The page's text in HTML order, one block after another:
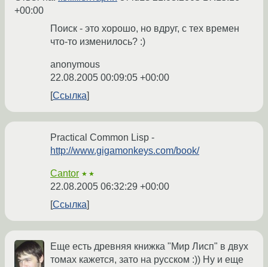
+00:00
Поиск - это хорошо, но вдруг, с тех времен
что-то изменилось? :)
anonymous
22.08.2005 00:09:05 +00:00
Ссылка
Practical Common Lisp -
http://www.gigamonkeys.com/book/
Cantor ★★
22.08.2005 06:32:29 +00:00
Ссылка
Еще есть древняя книжка "Мир Лисп" в двух
томах кажется, зато на русском :)) Ну и еще